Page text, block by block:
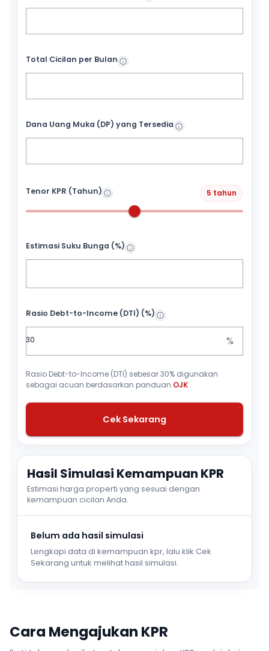
Total Cicilan per Bulan
Dana Uang Muka (DP) yang Tersedia
Tenor KPR (Tahun) 5 tahun
Estimasi Suku Bunga (%)
Rasio Debt-to-Income (DTI) (%)
%
Rasio Debt-to-Income (DTI) sebesar 30% digunakan
sebagai acuan berdasarkan panduan OJK .
Cek Sekarang
Hasil Simulasi Kemampuan KPR
Estimasi harga properti yang sesuai dengan
kemampuan cicilan Anda.
Belum ada hasil simulasi
Lengkapi data di kemampuan kpr, lalu klik Cek
Sekarang untuk melihat hasil simulasi.
Cara Mengajukan KPR